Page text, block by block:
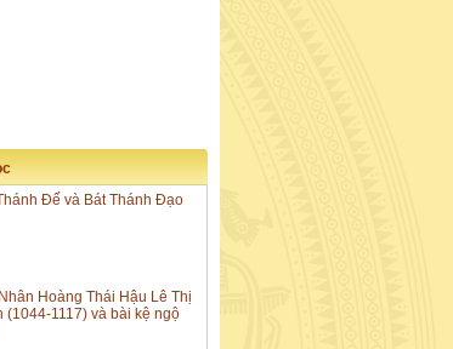
Đế và Bát Thánh Đạo
Hoàng Thái Hậu Lê Thị
(1044-1117) và bài kệ ngộ